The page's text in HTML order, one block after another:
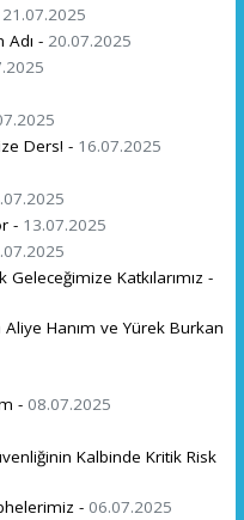
21.07.2025
- 20.07.2025
Ders! - 16.07.2025
- 13.07.2025
Katkılarımız -
Hanım ve Yürek Burkan
- 08.07.2025
Kalbinde Kritik Risk
- 06.07.2025